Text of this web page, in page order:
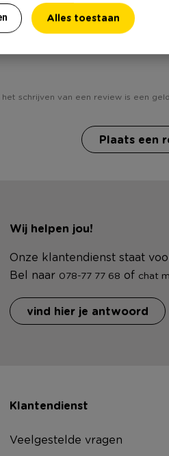
Alles toestaan
schrijven van een review is een
Plaats een
Wij helpen jou!
Onze klantendienst staat
Bel naar 078-77 77 68 of chat
vind hier je antwoord
Klantendienst
Veelgestelde vragen